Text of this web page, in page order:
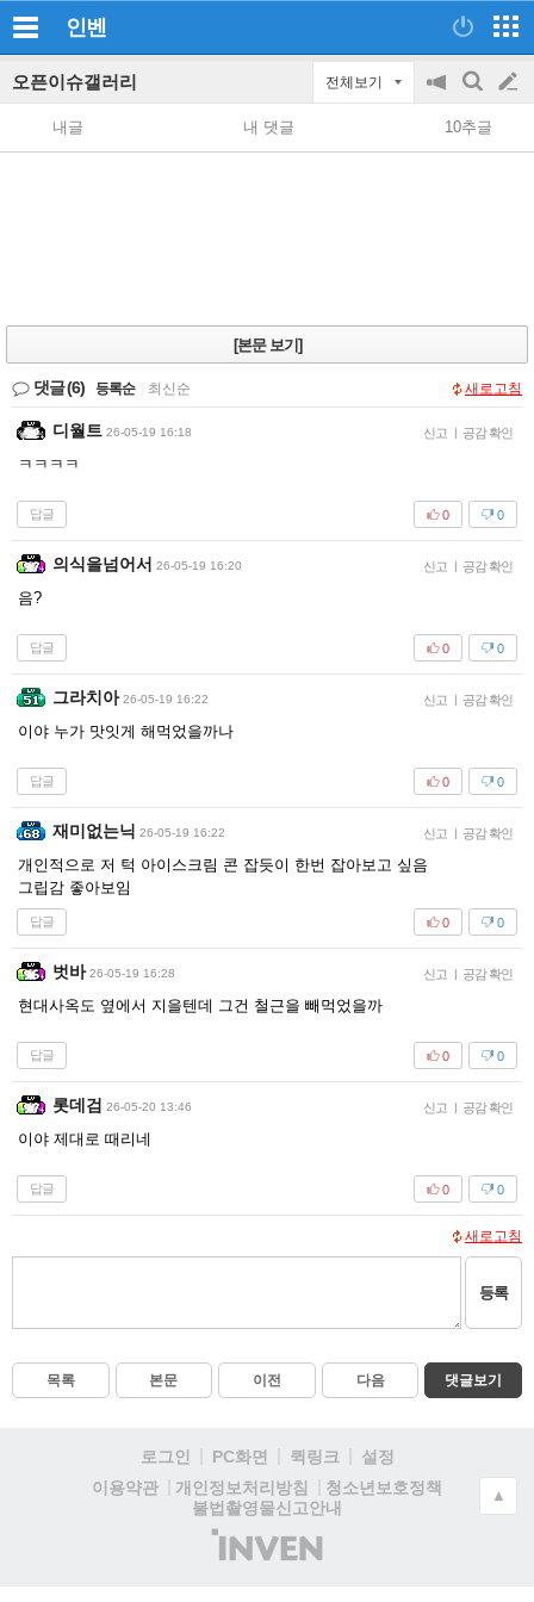
인벤
오픈이슈갤러리 전체보기
공
지
on/off
검
색
글
쓰
내글 내 댓글 10추글
[본문 보기]
댓글(6) 등록순 최신순 새로고침
디월트 26-05-19 16:18 신고 | 공감 확인
ㅋㅋㅋㅋ
답글 0
0
의식을넘어서 26-05-19 16:20 신고 | 공감 확인
음?
답글 0
0
그라치아 26-05-19 16:22 신고 | 공감 확인
이야 누가 맛잇게 해먹었을까나
답글 0
0
재미없는닉 26-05-19 16:22 신고 | 공감 확인
개인적으로 저 턱 아이스크림 콘 잡듯이 한번 잡아보고 싶음
그립감 좋아보임
답글 0
0
벗바 26-05-19 16:28 신고 | 공감 확인
현대사옥도 옆에서 지을텐데 그건 철근을 빼먹었을까
답글 0
0
롯데검 26-05-20 13:46 신고 | 공감 확인
이야 제대로 때리네
답글 0
0
새로고침
등록
목록 본문 이전 다음 댓글보기
로그인 PC화면 퀵링크
설정
이용약관
개인정보처리방침
청소년보호정책
불법촬영물신고안내
(주)
인
▲